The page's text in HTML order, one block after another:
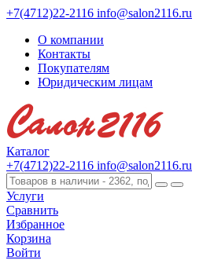
+7(4712)22-2116 info@salon2116.ru
О компании
Контакты
Покупателям
Юридическим лицам
Каталог
+7(4712)22-2116 info@salon2116.ru
Услуги
Сравнить
Избранное
Корзина
Войти